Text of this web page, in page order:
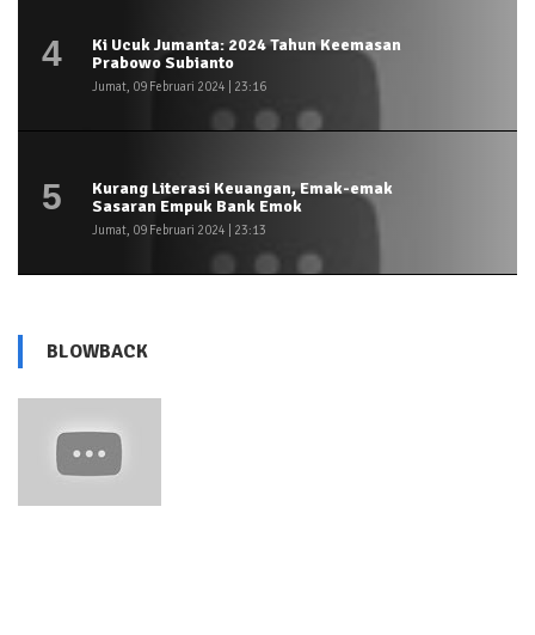
4
Ki Ucuk Jumanta: 2024 Tahun Keemasan
Prabowo Subianto
Jumat, 09 Februari 2024 | 23:16
5
Kurang Literasi Keuangan, Emak-emak
Sasaran Empuk Bank Emok
Jumat, 09 Februari 2024 | 23:13
BLOWBACK